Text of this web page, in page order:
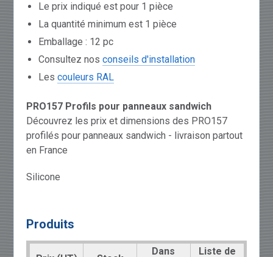
Le prix indiqué est pour 1 pièce
La quantité minimum est 1 pièce
Emballage : 12 pc
Consultez nosconseils d'installation
Lescouleurs RAL
PRO157 Profils pour panneaux sandwich
Découvrez les prix et dimensions des PRO157
profilés pour panneaux sandwich - livraison partout
en France
Silicone
Produits
Dans
Liste de